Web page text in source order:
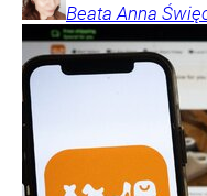
Beata Anna